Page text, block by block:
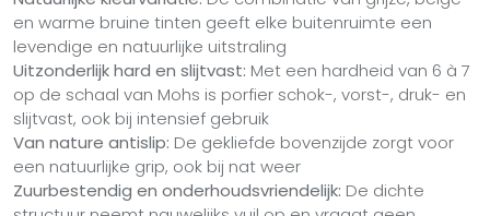
en warme bruine tinten geeft elke buitenruimte een
levendige en natuurlijke uitstraling
Uitzonderlijk hard en slijtvast: Met een hardheid van 6 à 7
op de schaal van Mohs is porfier schok-, vorst-, druk- en
slijtvast, ook bij intensief gebruik
Van nature antislip: De gekliefde bovenzijde zorgt voor
een natuurlijke grip, ook bij nat weer
Zuurbestendig en onderhoudsvriendelijk: De dichte